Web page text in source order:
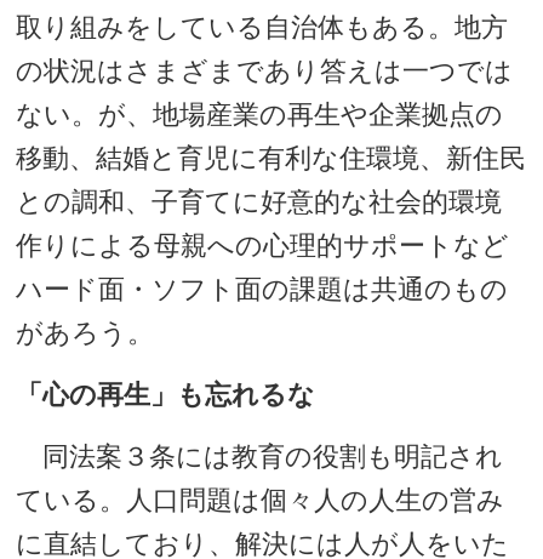
取り組みをしている自治体もある。地方
の状況はさまざまであり答えは一つでは
ない。が、地場産業の再生や企業拠点の
移動、結婚と育児に有利な住環境、新住民
との調和、子育てに好意的な社会的環境
作りによる母親への心理的サポートなど
ハード面・ソフト面の課題は共通のもの
があろう。
「心の再生」も忘れるな
同法案３条には教育の役割も明記され
ている。人口問題は個々人の人生の営み
に直結しており、解決には人が人をいた